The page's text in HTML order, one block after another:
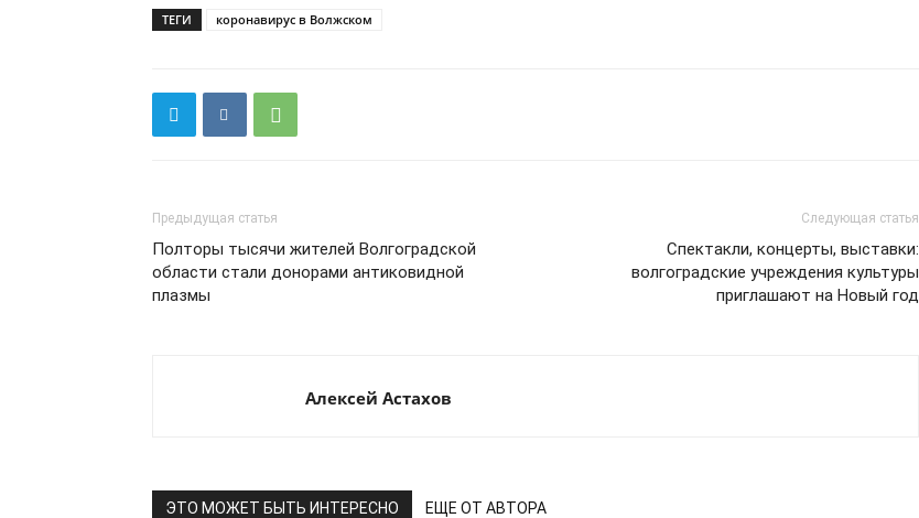
ТЕГИ коронавирус в Волжском
Предыдущая статья
Полторы тысячи жителей Волгоградской
области стали донорами антиковидной
плазмы
Следующая статья
Спектакли, концерты, выставки:
волгоградские учреждения культуры
приглашают на Новый год
Алексей Астахов
ЭТО МОЖЕТ БЫТЬ ИНТЕРЕСНО ЕЩЕ ОТ АВТОРА